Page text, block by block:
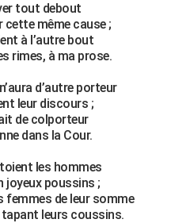
tout debout
cette même cause ;
à l’autre bout
rimes, à ma prose.
d’autre porteur
leur discours ;
de colporteur
dans la Cour.
les hommes
joyeux poussins ;
femmes de leur somme
leurs coussins.